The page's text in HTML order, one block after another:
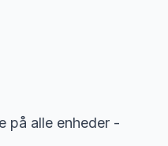
på alle enheder -